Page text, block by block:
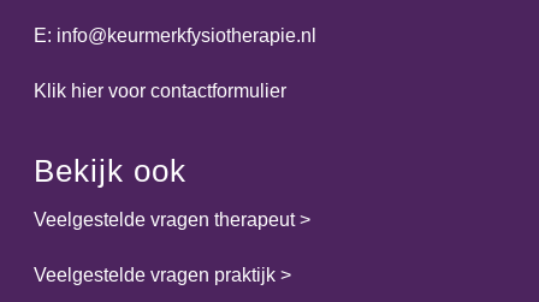
E: info@keurmerkfysiotherapie.nl
Klik hier voor contactformulier
Bekijk ook
Veelgestelde vragen therapeut>
Veelgestelde vragen praktijk >